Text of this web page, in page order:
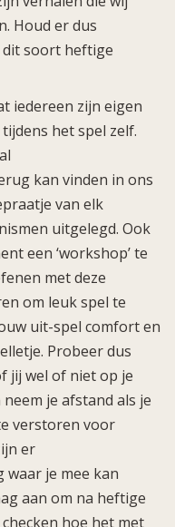
Houd er dus
dit soort heftige
iedereen zijn eigen
het spel zelf.
kan vinden in ons
van elk
uitgelegd. Ook
een ‘workshop’ te
met deze
om leuk spel te
uit-spel comfort en
Probeer dus
jij wel of niet op je
je afstand als je
verstoren voor
er
je mee kan
aan om na heftige
hoe het met